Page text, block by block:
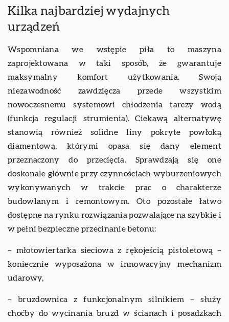
Kilka najbardziej wydajnych
urządzeń
Wspomniana we wstępie piła to maszyna
zaprojektowana w taki sposób, że gwarantuje
maksymalny komfort użytkowania. Swoją
niezawodność zawdzięcza przede wszystkim
nowoczesnemu systemowi chłodzenia tarczy wodą
(funkcja regulacji strumienia). Ciekawą alternatywę
stanowią również solidne liny pokryte powłoką
diamentową, którymi opasa się dany element
przeznaczony do przecięcia. Sprawdzają się one
doskonale głównie przy czynnościach wyburzeniowych
wykonywanych w trakcie prac o charakterze
budowlanym i remontowym. Oto pozostałe łatwo
dostępne na rynku rozwiązania pozwalające na szybkie i
w pełni bezpieczne przecinanie betonu:
– młotowiertarka sieciowa z rękojeścią pistoletową –
koniecznie wyposażona w innowacyjny mechanizm
udarowy,
– bruzdownica z funkcjonalnym silnikiem – służy
choćby do wycinania bruzd w ścianach i posadzkach